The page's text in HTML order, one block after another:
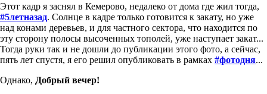
Этот кадр я заснял в Кемерово, недалеко от дома где жил тогда,
#5летназад. Солнце в кадре только готовится к закату, но уже
над конами деревьев, и для частного сектора, что находится по
эту сторону полосы высоченных тополей, уже наступает закат...
Тогда руки так и не дошли до публикации этого фото, а сейчас,
пять лет спустя, я его решил опубликовать в рамках #фотодня...
Однако, Добрый вечер!